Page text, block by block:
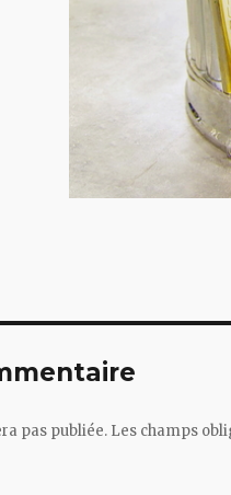
pas publiée. Les champs